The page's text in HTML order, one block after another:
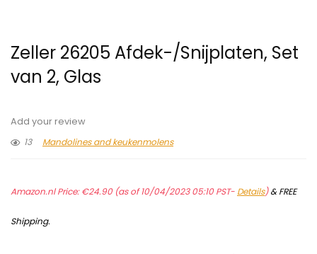
Zeller 26205 Afdek-/Snijplaten, Set
van 2, Glas
Add your review
13
Mandolines and keukenmolens
Amazon.nl Price:€24.90(as of 10/04/2023 05:10 PST- Details)&FREE
Shipping.